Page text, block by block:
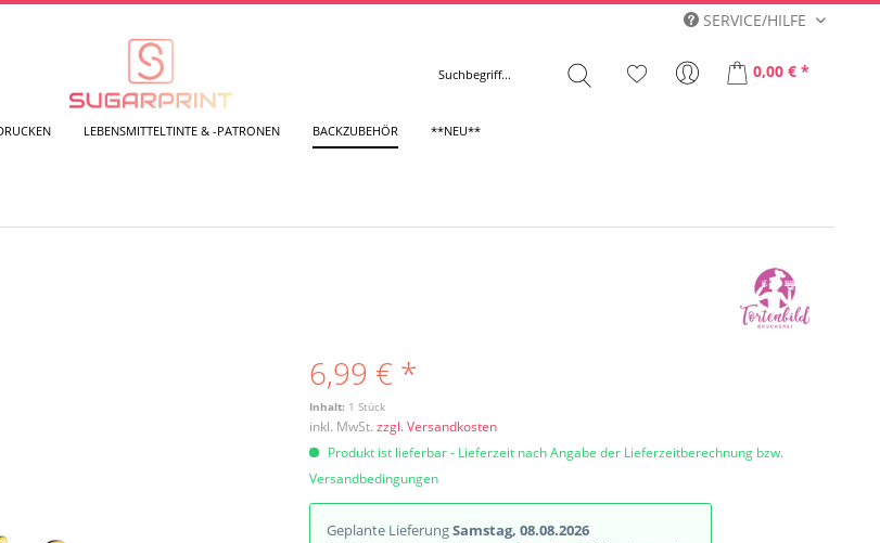
SERVICE/HILFE
0,00 € *
LEBENSMITTELTINTE & -PATRONEN BACKZUBEHÖR **NEU**
6,99 € *
Inhalt: 1 Stück
inkl. MwSt.zzgl. Versandkosten
Produkt ist lieferbar - Lieferzeit nach Angabe der Lieferzeitberechnung bzw.
Versandbedingungen
Geplante LieferungSamstag, 08.08.2026